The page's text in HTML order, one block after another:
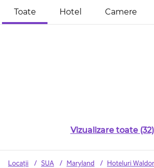
Toate Hotel Camere
Vizualizare toate (32)
Locații / SUA / Maryland / Hoteluri